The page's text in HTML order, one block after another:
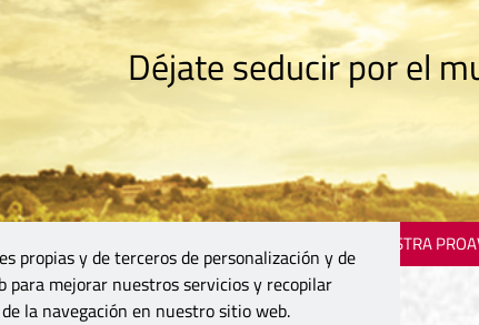
Déjate seducir por el
MOSTRA
propias y de terceros de personalización y de
para mejorar nuestros servicios y recopilar
la navegación en nuestro sitio web.